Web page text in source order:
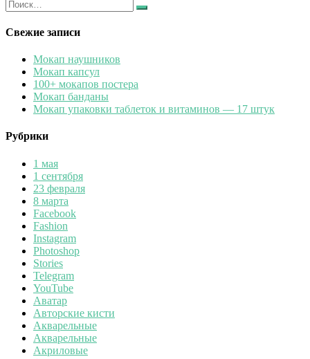
Найти
Свежие записи
Мокап наушников
Мокап капсул
100+ мокапов постера
Мокап банданы
Мокап упаковки таблеток и витаминов — 17 штук
Рубрики
1 мая
1 сентября
23 февраля
8 марта
Facebook
Fashion
Instagram
Photoshop
Stories
Telegram
YouTube
Аватар
Авторские кисти
Акварельные
Акварельные
Акриловые